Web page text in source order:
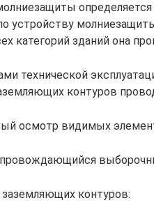
устройству
категорий зданий она
технической
контуров
осмотр видимых
контуров: